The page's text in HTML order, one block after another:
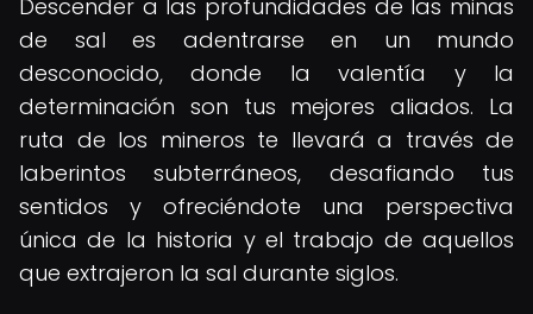
Descender a las profundidades de las minas
de sal es adentrarse en un mundo
desconocido, donde la valentía y la
determinación son tus mejores aliados. La
ruta de los mineros te llevará a través de
laberintos subterráneos, desafiando tus
sentidos y ofreciéndote una perspectiva
única de la historia y el trabajo de aquellos
que extrajeron la sal durante siglos.